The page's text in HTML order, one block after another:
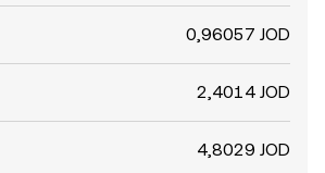
0,96057 JOD
2,4014 JOD
4,8029 JOD